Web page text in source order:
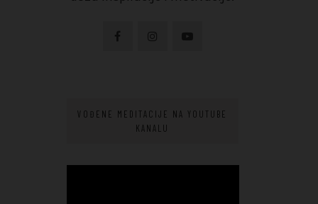
VOĐENE MEDITACIJE NA YOUTUBE
KANALU